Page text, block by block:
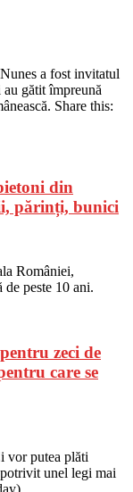
a fost invitatul
gătit împreună
Share this:
din
părinți, bunici
României,
peste 10 ani.
zeci de
care se
vor putea plăti
unel legi mai